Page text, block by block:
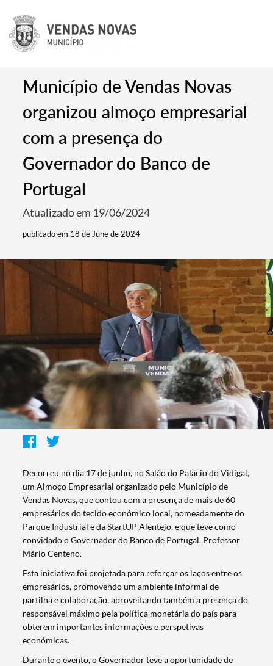
Município de Vendas Novas
organizou almoço empresarial
com a presença do
Governador do Banco de
Portugal
Atualizado em 19/06/2024
publicado em 18 de June de 2024
Decorreu no dia 17 de junho, no Salão do Palácio do Vidigal,
um Almoço Empresarial organizado pelo Município de
Vendas Novas, que contou com a presença de mais de 60
empresários do tecido económico local, nomeadamente do
Parque Industrial e da StartUP Alentejo, e que teve como
convidado o Governador do Banco de Portugal, Professor
Mário Centeno.
Esta iniciativa foi projetada para reforçar os laços entre os
empresários, promovendo um ambiente informal de
partilha e colaboração, aproveitando também a presença do
responsável máximo pela política monetária do país para
obterem importantes informações e perspetivas
económicas.
Durante o evento, o Governador teve a oportunidade de